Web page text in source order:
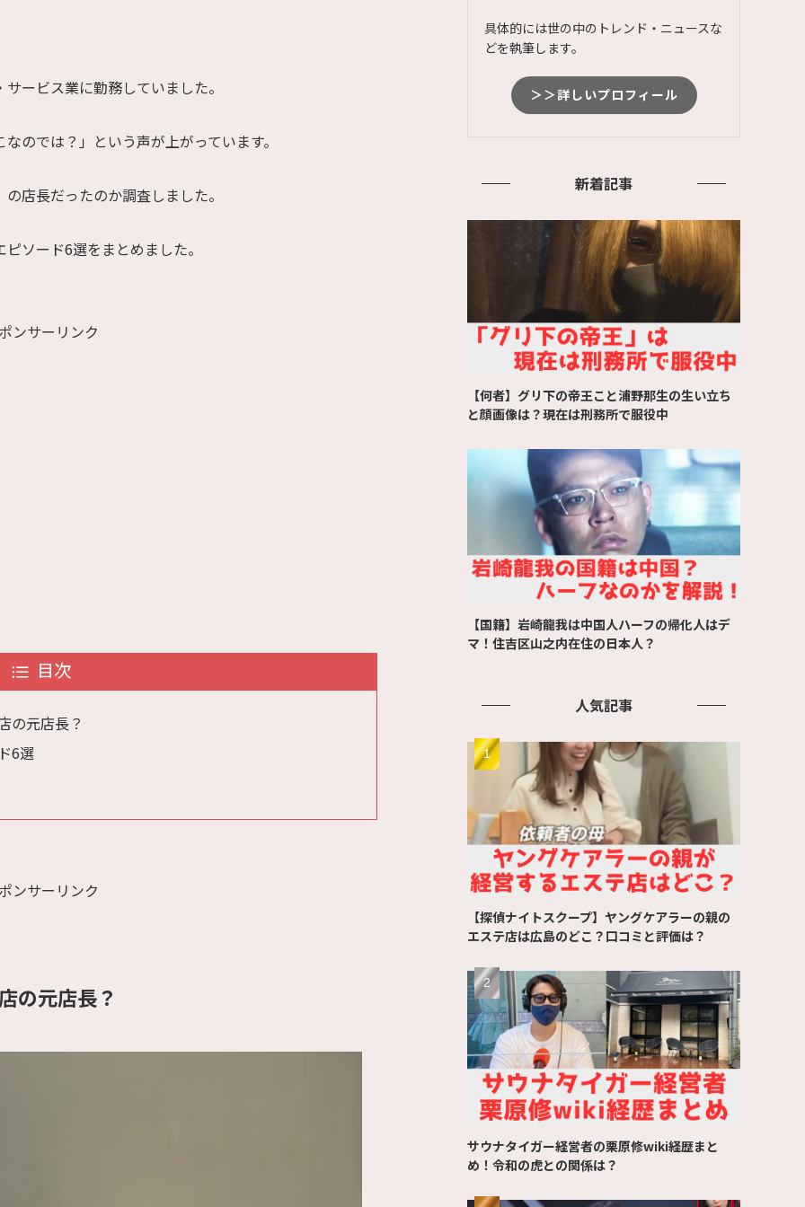
ービス業に勤務していました。
のでは？」という声が上がっています。
店長だったのか調査しました。
ソード6選をまとめました。
ンサーリンク
目次
の元店長？
6選
ンサーリンク
の元店長？
具体的には世の中のトレンド・ニュースな
どを執筆します。
＞＞詳しいプロフィール
新着記事
【何者】グリ下の帝王こと浦野那生の生い立ち
と顔画像は？現在は刑務所で服役中
【国籍】岩崎龍我は中国人ハーフの帰化人はデ
マ！住吉区山之内在住の日本人？
人気記事
【探偵ナイトスクープ】ヤングケアラーの親の
エステ店は広島のどこ？口コミと評価は？
サウナタイガー経営者の栗原修wiki経歴まと
め！令和の虎との関係は？